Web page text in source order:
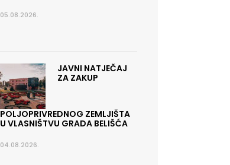
05.08.2026.
JAVNI NATJEČAJ
ZA ZAKUP
POLJOPRIVREDNOG ZEMLJIŠTA
U VLASNIŠTVU GRADA BELIŠĆA
04.08.2026.